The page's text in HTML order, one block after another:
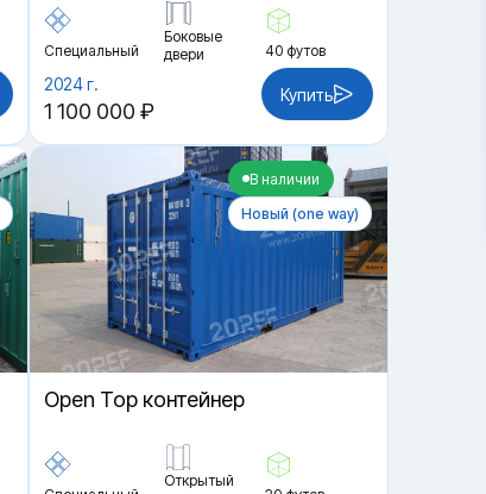
Специальный
Боковые
двери
40 футов
2024 г.
1 100 000 ₽
Купить
В наличии
Новый (one way)
Open Top контейнер
Открытый